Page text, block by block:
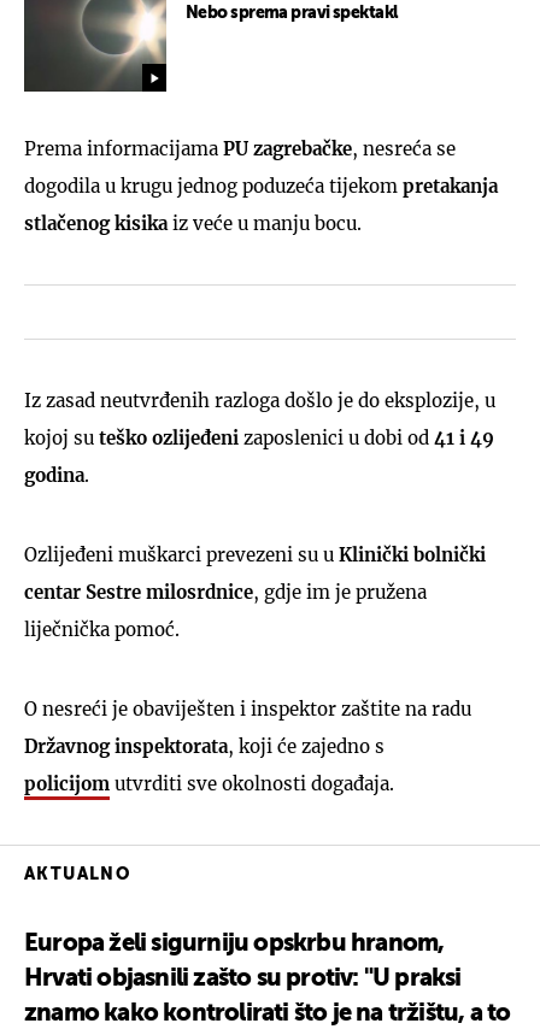
Nebo sprema pravi spektakl
Prema informacijama PU zagrebačke, nesreća se
dogodila u krugu jednog poduzeća tijekom pretakanja
stlačenog kisika iz veće u manju bocu.
Iz zasad neutvrđenih razloga došlo je do eksplozije, u
kojoj su teško ozlijeđeni zaposlenici u dobi od 41 i 49
godina.
Ozlijeđeni muškarci prevezeni su u Klinički bolnički
centar Sestre milosrdnice, gdje im je pružena
liječnička pomoć.
O nesreći je obaviješten i inspektor zaštite na radu
Državnog inspektorata, koji će zajedno s
policijom utvrditi sve okolnosti događaja.
AKTUALNO
Europa želi sigurniju opskrbu hranom,
Hrvati objasnili zašto su protiv: "U praksi
znamo kako kontrolirati što je na tržištu, a to